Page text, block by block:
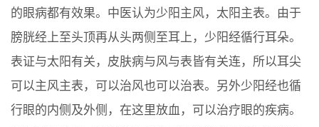
的眼病都有效果。中医认为少阳主风，太阳主表。由于
膀胱经上至头顶再从头两侧至耳上，少阳经循行耳朵。
表证与太阳有关，皮肤病与风与表皆有关连，所以耳尖
可以主风主表，可以治风也可以治表。另外少阳经也循
行眼的内侧及外侧，在这里放血，可以治疗眼的疾病。